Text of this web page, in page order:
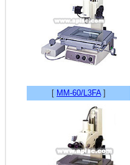
[ MM-60/L3FA ]